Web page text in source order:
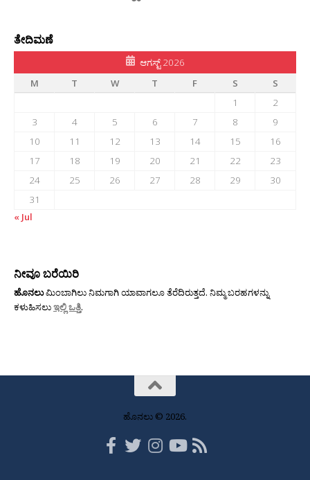
ತೇದಿಮಣೆ
ಆಗಸ್ಟ್ 2026
M
T W T F S
S
1
2
3
4 5 6 7 8
9
10
11 12 13 14 15
16
17
18 19 20 21 22
23
24
25 26 27 28 29
30
31
« Jul
ನೀವೂ ಬರೆಯಿರಿ
ಹೊನಲುಮಿಂಬಾಗಿಲು ನಿಮಗಾಗಿ ಯಾವಾಗಲೂ ತೆರೆದಿರುತ್ತದೆ. ನಿಮ್ಮ ಬರಹಗಳನ್ನು
ಕಳುಹಿಸಲುಇಲ್ಲಿ ಒತ್ತಿ.
ಹೊನಲು © 2026.